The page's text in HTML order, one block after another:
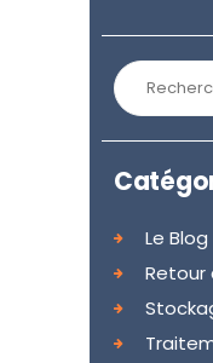
Rechercher :
Le Blog
Retour